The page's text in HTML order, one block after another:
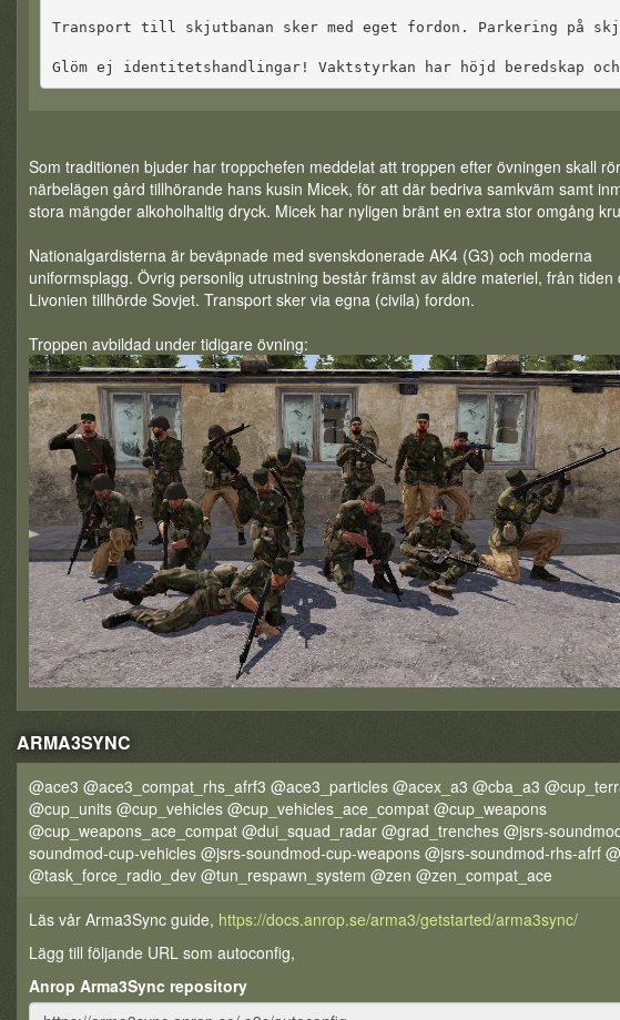
Transport till skjutbanan sker med eget fordon. Parkering på
Glöm ej identitetshandlingar! Vaktstyrkan har höjd beredskap
Som traditionen bjuder har troppchefen meddelat att troppen efter övningen skall
närbelägen gård tillhörande hans kusin Micek, för att där bedriva samkväm samt
stora mängder alkoholhaltig dryck. Micek har nyligen bränt en extra stor omgång
Nationalgardisterna är beväpnade med svenskdonerade AK4 (G3) och moderna
uniformsplagg. Övrig personlig utrustning består främst av äldre materiel, från tiden
Livonien tillhörde Sovjet. Transport sker via egna (civila) fordon.
Troppen avbildad under tidigare övning:
ARMA3SYNC
@ace3 @ace3_compat_rhs_afrf3 @ace3_particles @acex_a3 @cba_a3
@cup_units @cup_vehicles @cup_vehicles_ace_compat @cup_weapons
@cup_weapons_ace_compat @dui_squad_radar @grad_trenches @jsrs-
soundmod-cup-vehicles @jsrs-soundmod-cup-weapons @jsrs-soundmod-rhs-afrf
@task_force_radio_dev @tun_respawn_system @zen @zen_compat_ace
Läs vår Arma3Sync guide, https://docs.anrop.se/arma3/getstarted/arma3sync/
Lägg till följande URL som autoconfig,
Anrop Arma3Sync repository